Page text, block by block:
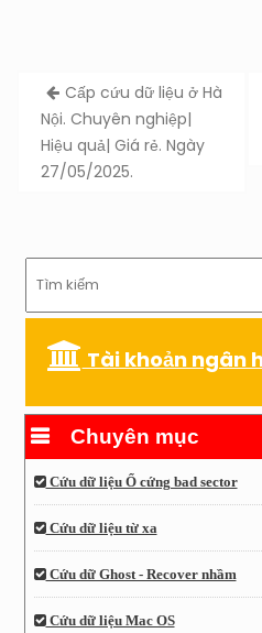
Post
navigation
Cấp cứu dữ liệu ở Hà
Nội. Chuyên nghiệp|
Hiệu quả| Giá rẻ. Ngày
27/05/2025.
Tài khoản ngân
Chuyên mục
Cứu dữ liệu Ổ cứng bad sector
Cứu dữ liệu từ xa
Cứu dữ Ghost - Recover nhầm
Cứu dữ liệu Mac OS